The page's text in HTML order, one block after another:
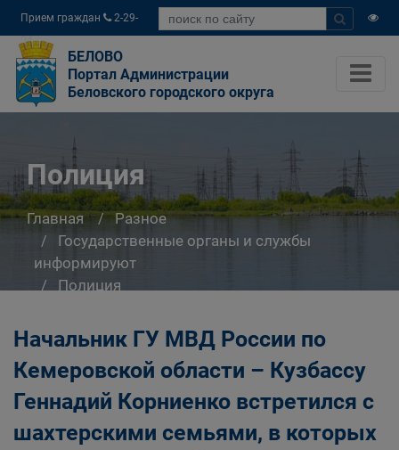
Прием граждан
2-29-
04
БЕЛОВО
Портал Администрации
Беловского городского округа
Полиция
Главная
Разное
Государственные органы и службы
информируют
Полиция
Начальник ГУ МВД России по
Кемеровской области – Кузбассу
Геннадий Корниенко встретился c
шахтерскими семьями, в которых